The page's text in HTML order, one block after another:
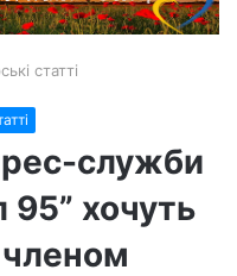
статті
служби
95” хочуть